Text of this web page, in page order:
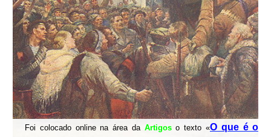
Foi colocado online na área da Artigoso texto «O que é o